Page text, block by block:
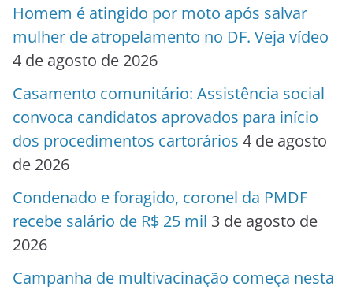
Homem é atingido por moto após salvar
mulher de atropelamento no DF. Veja vídeo
4 de agosto de 2026
Casamento comunitário: Assistência social
convoca candidatos aprovados para início
dos procedimentos cartorários 4 de agosto
de 2026
Condenado e foragido, coronel da PMDF
recebe salário de R$ 25 mil 3 de agosto de
2026
Campanha de multivacinação começa nesta